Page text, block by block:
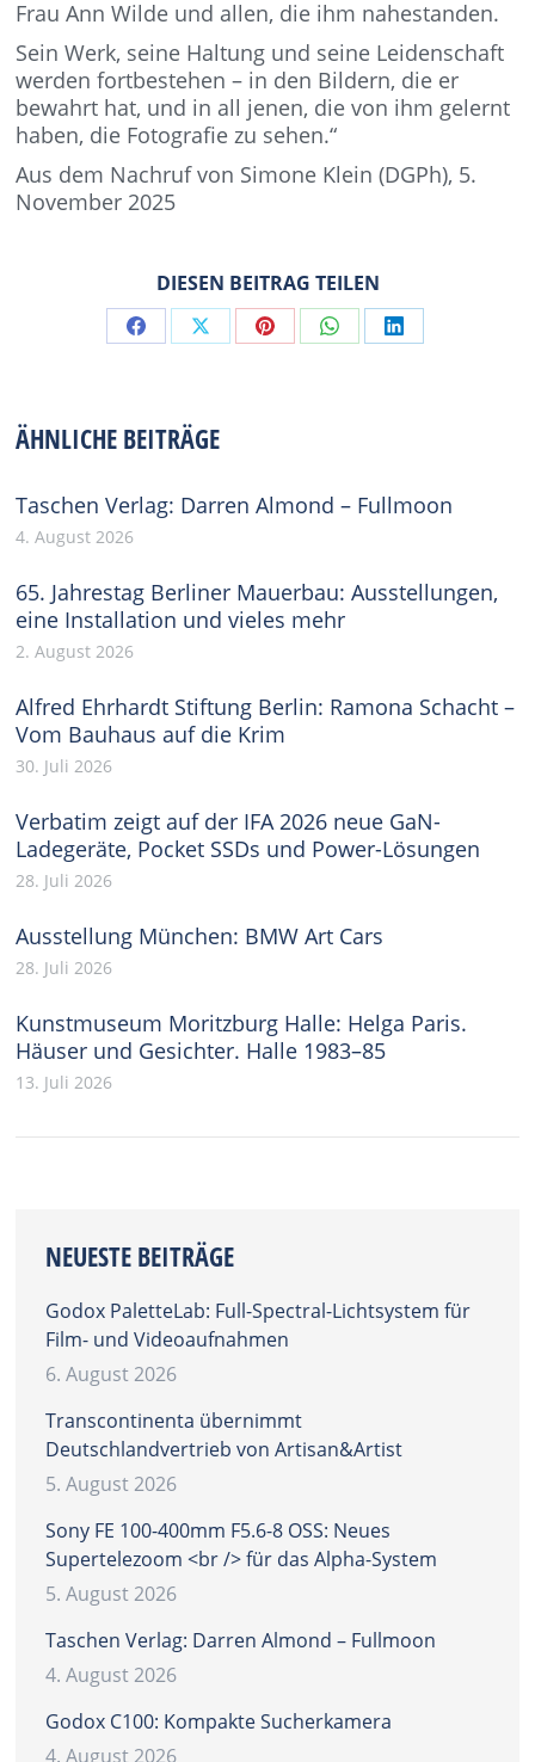
Frau Ann Wilde und allen, die ihm nahestanden.
Sein Werk, seine Haltung und seine Leidenschaft
werden fortbestehen – in den Bildern, die er
bewahrt hat, und in all jenen, die von ihm gelernt
haben, die Fotografie zu sehen.“
Aus dem Nachruf von Simone Klein (DGPh), 5.
November 2025
DIESEN BEITRAG TEILEN
Share Share Share Share Share
ÄHNLICHE BEITRÄGE
Taschen Verlag: Darren Almond – Fullmoon
4. August 2026
65. Jahrestag Berliner Mauerbau: Ausstellungen,
eine Installation und vieles mehr
2. August 2026
Alfred Ehrhardt Stiftung Berlin: Ramona Schacht –
Vom Bauhaus auf die Krim
30. Juli 2026
Verbatim zeigt auf der IFA 2026 neue GaN-
Ladegeräte, Pocket SSDs und Power-Lösungen
28. Juli 2026
Ausstellung München: BMW Art Cars
28. Juli 2026
Kunstmuseum Moritzburg Halle: Helga Paris.
Häuser und Gesichter. Halle 1983–85
13. Juli 2026
NEUESTE BEITRÄGE
Godox PaletteLab: Full-Spectral-Lichtsystem für
Film- und Videoaufnahmen
6. August 2026
Transcontinenta übernimmt
Deutschlandvertrieb von Artisan&Artist
5. August 2026
Sony FE 100-400mm F5.6-8 OSS: Neues
Supertelezoom <br /> für das Alpha-System
5. August 2026
Taschen Verlag: Darren Almond – Fullmoon
4. August 2026
Godox C100: Kompakte Sucherkamera
4. August 2026